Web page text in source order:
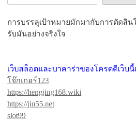
การบรรลุเป้าหมายมักมากับการตัดสินใ
รับมันอย่างจริงใจ
เว็บสล็อตและบาคาร่าของโครตดีเว็บนี้
โจ๊กเกอร์123
https://hengjing168.wiki
https://jin55.net
slot99